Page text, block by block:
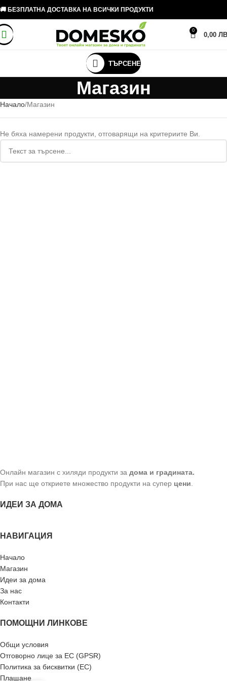
🚚 БЕЗПЛАТНА ДОСТАВКА НА ВСИЧКИ ПРОДУКТИ
0
0,00
ТЪРСЕНЕ
Магазин
Начало Магазин
Не бяха намерени продукти, отговарящи на критериите Ви.
Онлайн магазин с хиляди продукти за дома и градината.
При нас ще откриете множество продукти на супер цени
ИДЕИ ЗА ДОМА
НАВИГАЦИЯ
Начало
Магазин
Идеи за дома
За нас
Контакти
ПОМОЩНИ ЛИНКОВЕ
Общи условия
Отговорно лице за ЕС (GPSR)
Политика за бисквитки (ЕС)
Плащане